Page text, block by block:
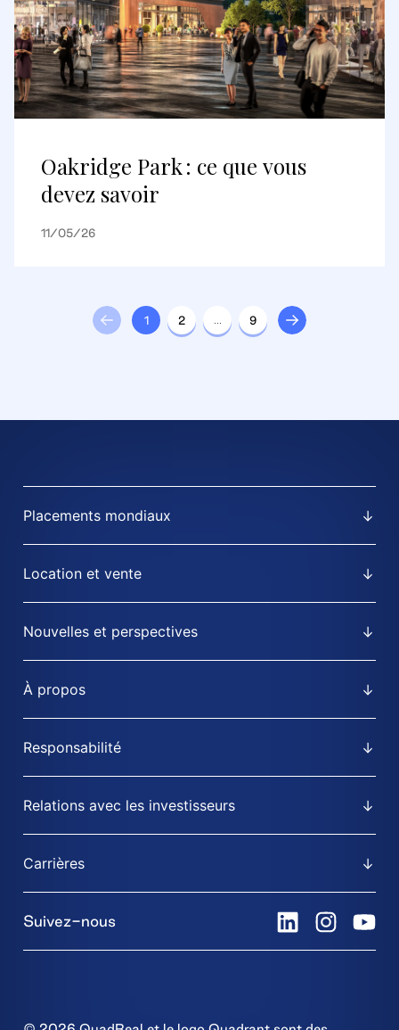
Oakridge Park : ce que vous
devez savoir
11/05/26
1 2 … 9
Placements mondiaux
Location et vente
Nouvelles et perspectives
À propos
Responsabilité
Relations avec les investisseurs
Carrières
Suivez-nous